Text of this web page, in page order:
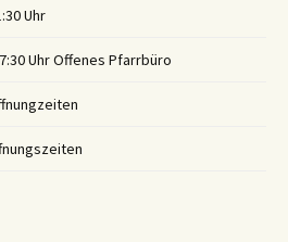
Uhr
Uhr Offenes Pfarrbüro